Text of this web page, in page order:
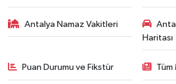
Antalya Namaz Vakitleri
Haritası
Puan Durumu ve Fikstür